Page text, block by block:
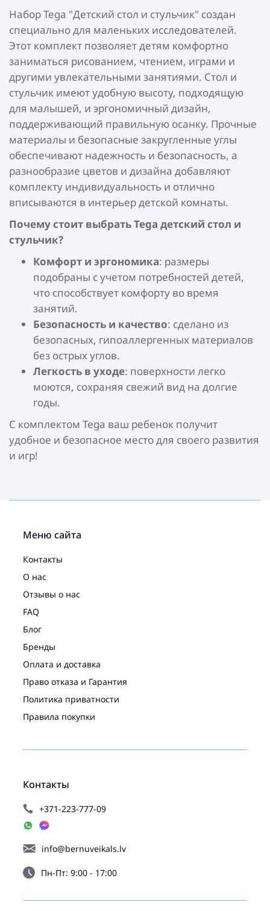
Набор Tega "Детский стол и стульчик" создан
специально для маленьких исследователей.
Этот комплект позволяет детям комфортно
заниматься рисованием, чтением, играми и
другими увлекательными занятиями. Стол и
стульчик имеют удобную высоту, подходящую
для малышей, и эргономичный дизайн,
поддерживающий правильную осанку. Прочные
материалы и безопасные закругленные углы
обеспечивают надежность и безопасность, а
разнообразие цветов и дизайна добавляют
комплекту индивидуальность и отлично
вписываются в интерьер детской комнаты.
Почему стоит выбрать Tega детский стол и
стульчик?
Комфорт и эргономика: размеры
подобраны с учетом потребностей детей,
что способствует комфорту во время
занятий.
Безопасность и качество: сделано из
безопасных, гипоаллергенных материалов
без острых углов.
Легкость в уходе: поверхности легко
моются, сохраняя свежий вид на долгие
годы.
С комплектом Tega ваш ребенок получит
удобное и безопасное место для своего развития
и игр!
Контакты
+371-223-777-09
info@bernuveikals.lv
Пн-Пт: 9:00 - 17:00
Меню сайта
Контакты
О нас
Отзывы о нас
FAQ
Блог
Бренды
Оплата и доставка
Право отказа и Гарантия
Политика приватности
Правила покупки